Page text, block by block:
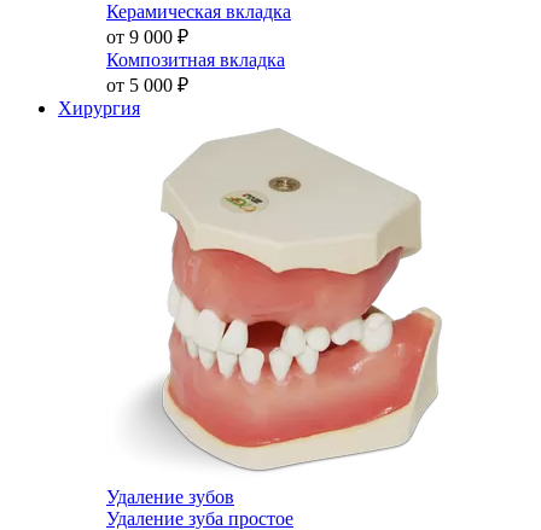
Керамическая вкладка
от 9 000 ₽
Композитная вкладка
от 5 000 ₽
Хирургия
Удаление зубов
Удаление зуба простое